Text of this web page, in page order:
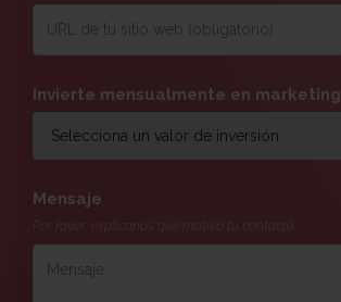
Invierte mensualmente en marketing
Mensaje
Por favor, explícanos que motivo tu contacto